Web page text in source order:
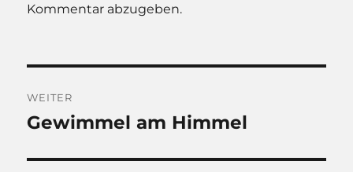
Kommentar abzugeben.
WEITER
Nächster
Gewimmel am Himmel